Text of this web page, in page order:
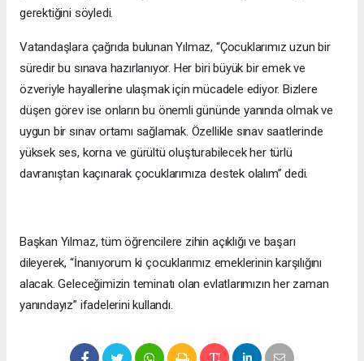
gerektiğini söyledi.
Vatandaşlara çağrıda bulunan Yılmaz, “Çocuklarımız uzun bir
süredir bu sınava hazırlanıyor. Her biri büyük bir emek ve
özveriyle hayallerine ulaşmak için mücadele ediyor. Bizlere
düşen görev ise onların bu önemli gününde yanında olmak ve
uygun bir sınav ortamı sağlamak. Özellikle sınav saatlerinde
yüksek ses, korna ve gürültü oluşturabilecek her türlü
davranıştan kaçınarak çocuklarımıza destek olalım” dedi.
Başkan Yılmaz, tüm öğrencilere zihin açıklığı ve başarı
dileyerek, “İnanıyorum ki çocuklarımız emeklerinin karşılığını
alacak. Geleceğimizin teminatı olan evlatlarımızın her zaman
yanındayız” ifadelerini kullandı.